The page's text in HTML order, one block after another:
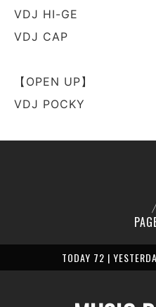
VDJ HI-GE
VDJ CAP
【OPEN UP】
VDJ POCKY
TODAY 72 |